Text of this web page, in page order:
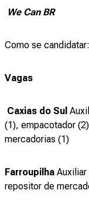
We Can BR
Como se
Vagas
Caxias do Sul
(1), empacotador
mercadorias (1)
Farroupilha
repositor de